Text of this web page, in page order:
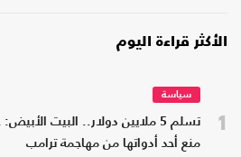
الأكثر قراءة اليوم
1
سياسة
تسلم 5 ملايين دولار.. البيت
منع أحد أدواتها من مهاجمة ترامب